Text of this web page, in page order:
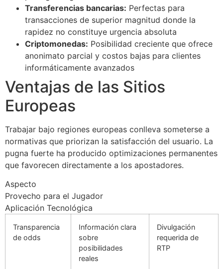
Transferencias bancarias: Perfectas para
transacciones de superior magnitud donde la
rapidez no constituye urgencia absoluta
Criptomonedas: Posibilidad creciente que ofrece
anonimato parcial y costos bajas para clientes
informáticamente avanzados
Ventajas de las Sitios
Europeas
Trabajar bajo regiones europeas conlleva someterse a
normativas que priorizan la satisfacción del usuario. La
pugna fuerte ha producido optimizaciones permanentes
que favorecen directamente a los apostadores.
Aspecto
Provecho para el Jugador
Aplicación Tecnológica
Transparencia
de odds
Información clara
sobre
posibilidades
reales
Divulgación
requerida de
RTP